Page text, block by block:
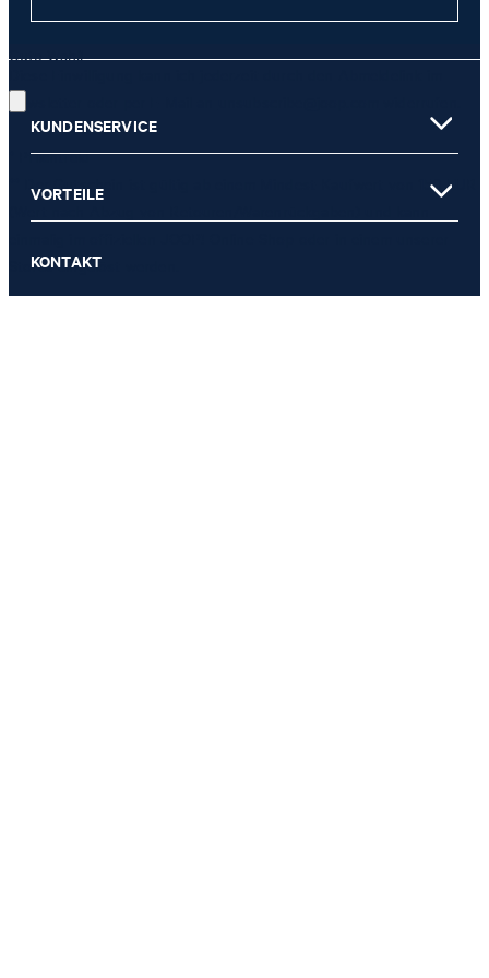
Sweatshirt Tamea in Rosé
79,95 €
inkl. MwSt
JETZT ANMELDEN
* Pflichtfeld
** Der Gutschein ist gültig ab einem Mindest-Kaufwert von 150 EUR
Stores eingelöst werden.
Gute Wahl!
KUNDENSERVICE
VORTEILE
KONTAKT
030 - 991 919 961